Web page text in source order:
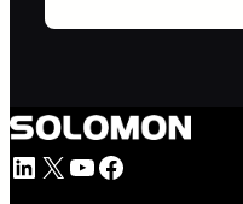
LinkedIn
X YouTube
Facebook